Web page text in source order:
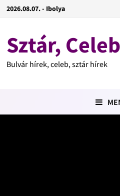
2026.08.07. - Ibolya
Sztár,
Bulvár hírek, celeb, sztár hírek